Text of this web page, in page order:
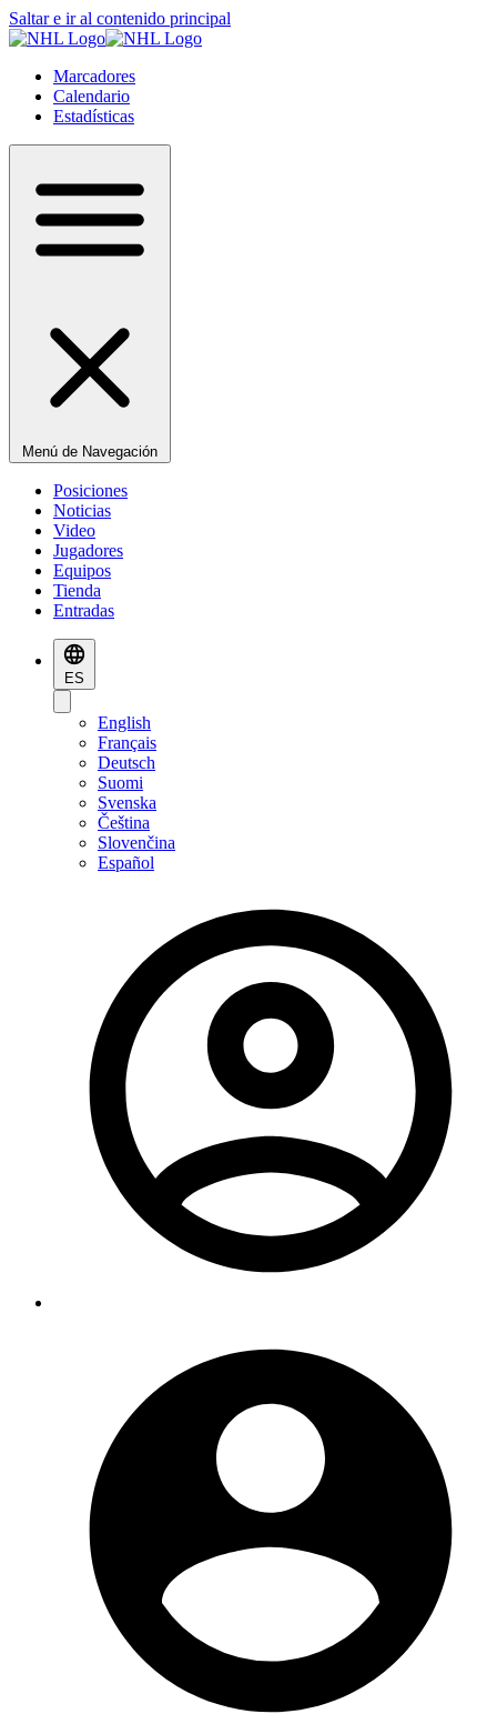
Saltar e ir al contenido principal
Marcadores
Calendario
Estadísticas
Menú de Navegación
Posiciones
Noticias
Video
Jugadores
Equipos
Tienda
Entradas
ES
English
Français
Deutsch
Suomi
Svenska
Čeština
Slovenčina
Español